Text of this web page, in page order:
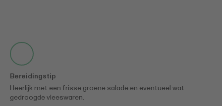
Bereidingstip
Heerlijk met een frisse groene salade en eventueel wat
gedroogde vleeswaren.